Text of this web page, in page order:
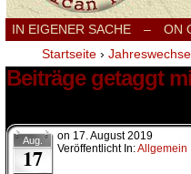
IN EIGENER SACHE – ON
Startseite ›
Beiträge getaggt
Aug.
17
on 17. August 2019
Veröffentlicht In:Allgemein